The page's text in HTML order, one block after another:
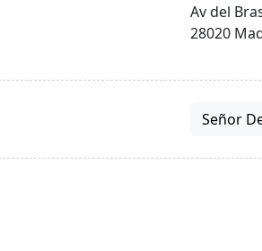
Av del
28020
Señor